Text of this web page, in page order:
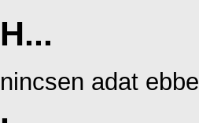
H...
nincsen adat